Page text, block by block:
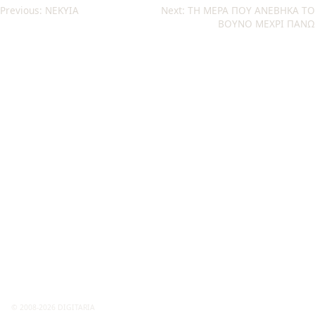
Post
Previous: NEKYIA Next: ΤΗ ΜΕΡΑ ΠΟΥ ΑΝΕΒΗΚΑ ΤΟ
ΒΟΥΝΟ ΜΕΧΡΙ ΠΑΝΩ